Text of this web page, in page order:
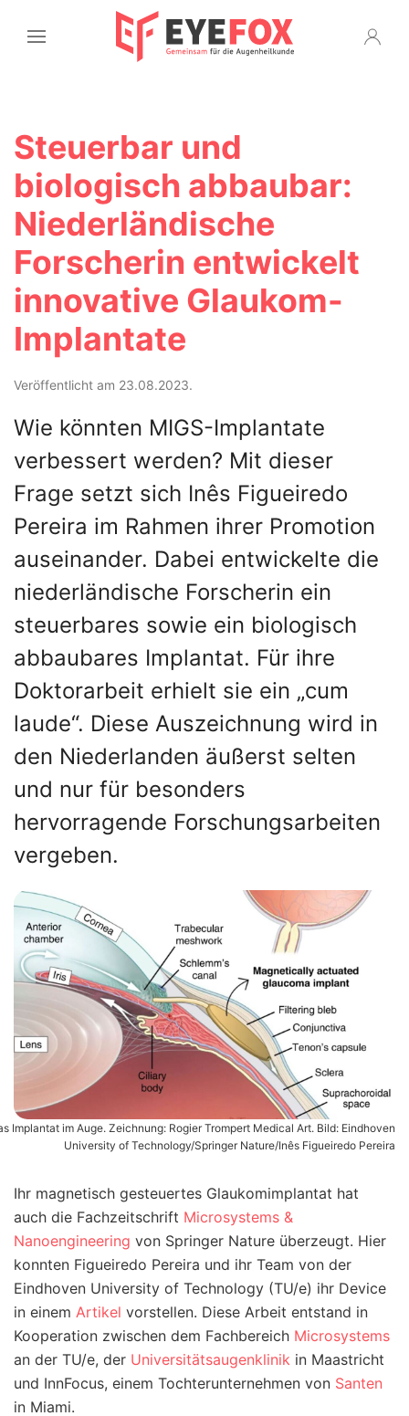
Steuerbar und
biologisch abbaubar:
Niederländische
Forscherin entwickelt
innovative Glaukom-
Implantate
Veröffentlicht am 23.08.2023.
Wie könnten MIGS-Implantate
verbessert werden? Mit dieser
Frage setzt sich Inês Figueiredo
Pereira im Rahmen ihrer Promotion
auseinander. Dabei entwickelte die
niederländische Forscherin ein
steuerbares sowie ein biologisch
abbaubares Implantat. Für ihre
Doktorarbeit erhielt sie ein „cum
laude“. Diese Auszeichnung wird in
den Niederlanden äußerst selten
und nur für besonders
hervorragende Forschungsarbeiten
vergeben.
Implantat im Auge. Zeichnung: Rogier Trompert Medical Art. Bild: Eindhoven
University of Technology/Springer Nature/Inês Figueiredo Pereira
Ihr magnetisch gesteuertes Glaukomimplantat hat
auch die Fachzeitschrift Microsystems &
Nanoengineering von Springer Nature überzeugt. Hier
konnten Figueiredo Pereira und ihr Team von der
Eindhoven University of Technology (TU/e) ihr Device
in einem Artikel vorstellen. Diese Arbeit entstand in
Kooperation zwischen dem Fachbereich Microsystems
an der TU/e, der Universitätsaugenklinik in Maastricht
und InnFocus, einem Tochterunternehmen von Santen
in Miami.